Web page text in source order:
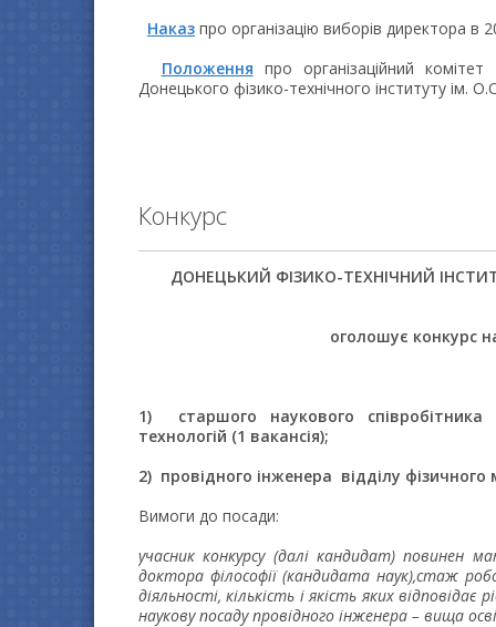
Наказ про організацію виборів директора в
Положення про організаційний
Донецького фізико-технічного інституту ім.
Конкурс
ДОНЕЦЬКИЙ ФIЗИКО-ТЕХНIЧНИЙ
оголошує конкурс
1) старшого наукового співробітника
технологій (1 вакансія);
2) провідного інженера відділу фізичного
Вимоги до посади:
учасник конкурсу (далі кандидат) повинен
доктора філософії (кандидата наук),стаж
діяльності, кількість і якість яких
наукову посаду провідного інженера – вища